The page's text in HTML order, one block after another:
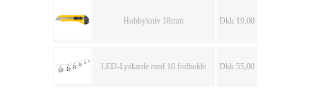
Hobbykniv 18mm Dkk 19,00
LED-Lyskæde med 10 fodbolde Dkk 55,00